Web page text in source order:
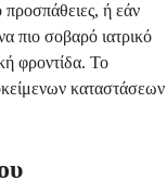
προσπάθειες, ή εάν
πιο σοβαρό ιατρικό
φροντίδα. Το
καταστάσεων